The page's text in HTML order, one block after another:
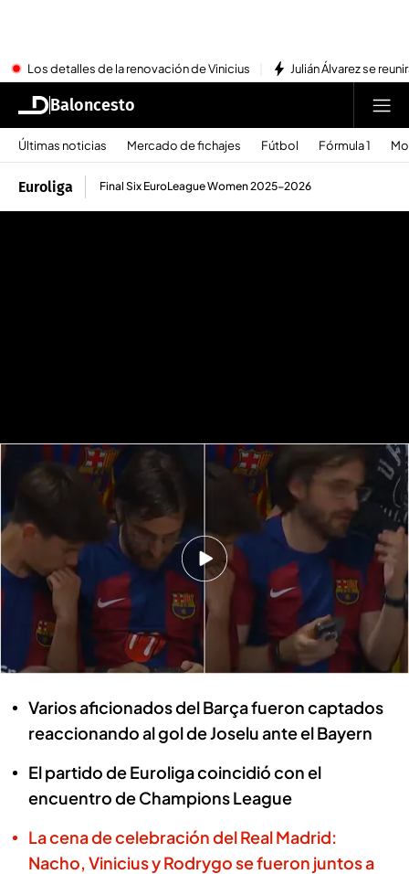
Los detalles de la renovación de Vinicius Julián Álvarez se
Baloncesto
Últimas noticias Mercado de fichajes Fútbol Fórmula 1
Euroliga Final Six EuroLeague Women 2025-2026
Los aficionados del Barça de
baloncesto se llevaron las manos a
la cabeza con la remontada del Real
Madrid
Los aficionados del Barça de baloncesto se llevaron las manos a la cabeza
con la remontada del Real Madrid
Diego Páez de Roque
09 MAY 2024 - 11:29h.
Varios aficionados del Barça fueron captados
reaccionando al gol de Joselu ante el Bayern
El partido de Euroliga coincidió con el
encuentro de Champions League
La cena de celebración del Real Madrid:
Nacho, Vinicius y Rodrygo se fueron juntos a